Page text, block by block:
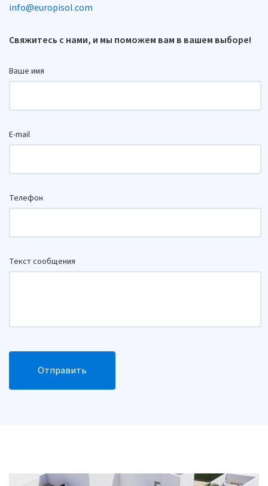
info@europisol.com
Свяжитесь с нами, и мы поможем вам в вашем выборе!
Ваше имя
E-mail
Телефон
Текст сообщения
Отправить